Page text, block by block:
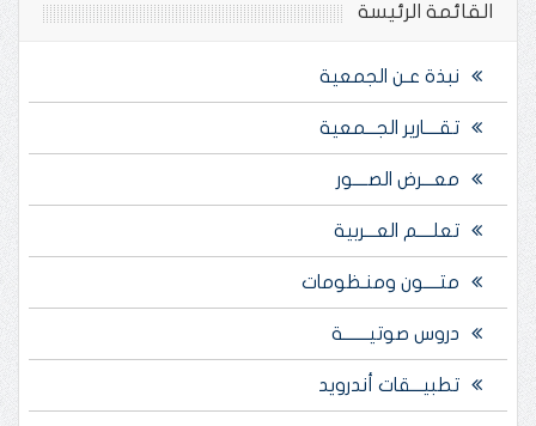
القائمة الرئيسة
نبذة عـن الجمعية
تقــــارير الجـــمعية
معـــرض الصــــور
تعلــــم العـــربية
متــــون ومنـظومات
دروس صوتيـــــــة
تطبيـــقات أندرويد